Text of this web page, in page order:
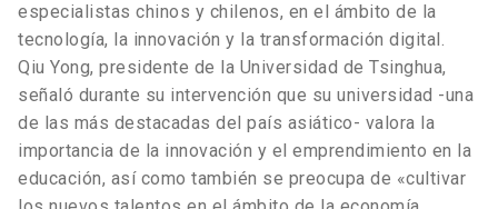
especialistas chinos y chilenos, en el ámbito de la
tecnología, la innovación y la transformación digital.
Qiu Yong, presidente de la Universidad de Tsinghua,
señaló durante su intervención que su universidad -una
de las más destacadas del país asiático- valora la
importancia de la innovación y el emprendimiento en la
educación, así como también se preocupa de «cultivar